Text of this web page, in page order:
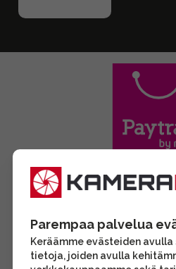
Parempaa palvelua
Keräämme evästeiden
tietoja, joiden avulla